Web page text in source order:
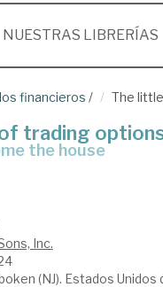
NUESTRAS LIBRERÍAS
financieros / The
trading
the house
Inc.
(NJ). Estados